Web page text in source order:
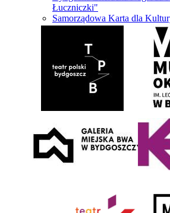
Łuczniczki"
Samorządowa Karta dla